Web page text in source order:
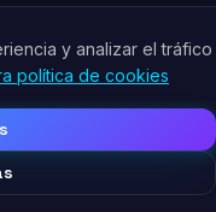
reservados.
y analizar el tráfico
política de cookies